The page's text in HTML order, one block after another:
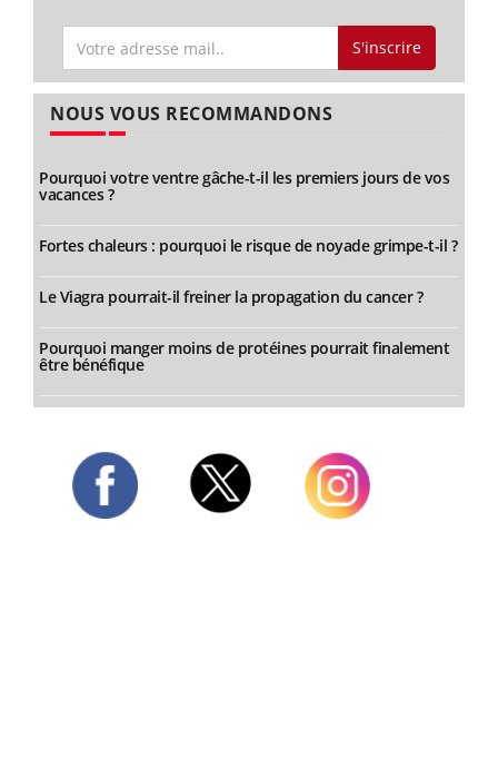
S'inscrire
NOUS VOUS RECOMMANDONS
Pourquoi votre ventre gâche-t-il les premiers jours de vos
vacances ?
Fortes chaleurs : pourquoi le risque de noyade grimpe-t-il ?
Le Viagra pourrait-il freiner la propagation du cancer ?
Pourquoi manger moins de protéines pourrait finalement
être bénéfique